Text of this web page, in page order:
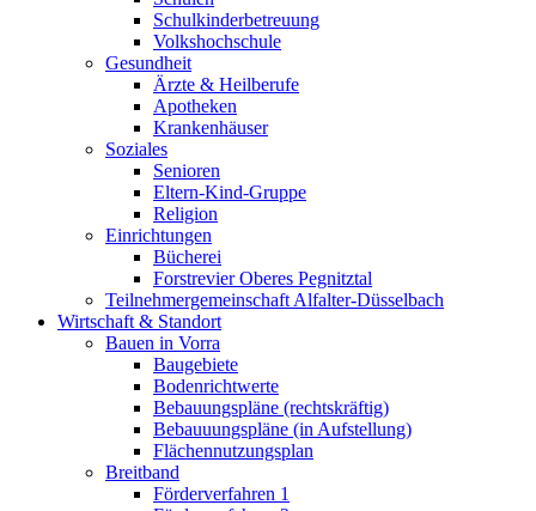
Schulkinderbetreuung
Volkshochschule
Gesundheit
Ärzte & Heilberufe
Apotheken
Krankenhäuser
Soziales
Senioren
Eltern-Kind-Gruppe
Religion
Einrichtungen
Bücherei
Forstrevier Oberes Pegnitztal
Teilnehmergemeinschaft Alfalter-Düsselbach
Wirtschaft & Standort
Bauen in Vorra
Baugebiete
Bodenrichtwerte
Bebauungspläne (rechtskräftig)
Bebauuungspläne (in Aufstellung)
Flächennutzungsplan
Breitband
Förderverfahren 1